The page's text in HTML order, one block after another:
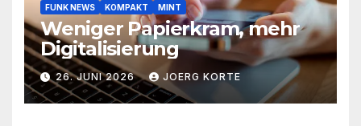
FUNK NEWS KOMPAKT MINT
Weniger Papierkram, mehr
Digitalisierung
26. JUNI 2026 JOERG KORTE